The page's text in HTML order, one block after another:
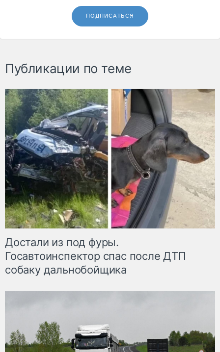
ПОДПИСАТЬСЯ
Публикации по теме
Достали из под фуры.
Госавтоинспектор спас после ДТП
собаку дальнобойщика